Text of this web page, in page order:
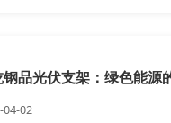
钢品光伏支架：绿色能源
04-02